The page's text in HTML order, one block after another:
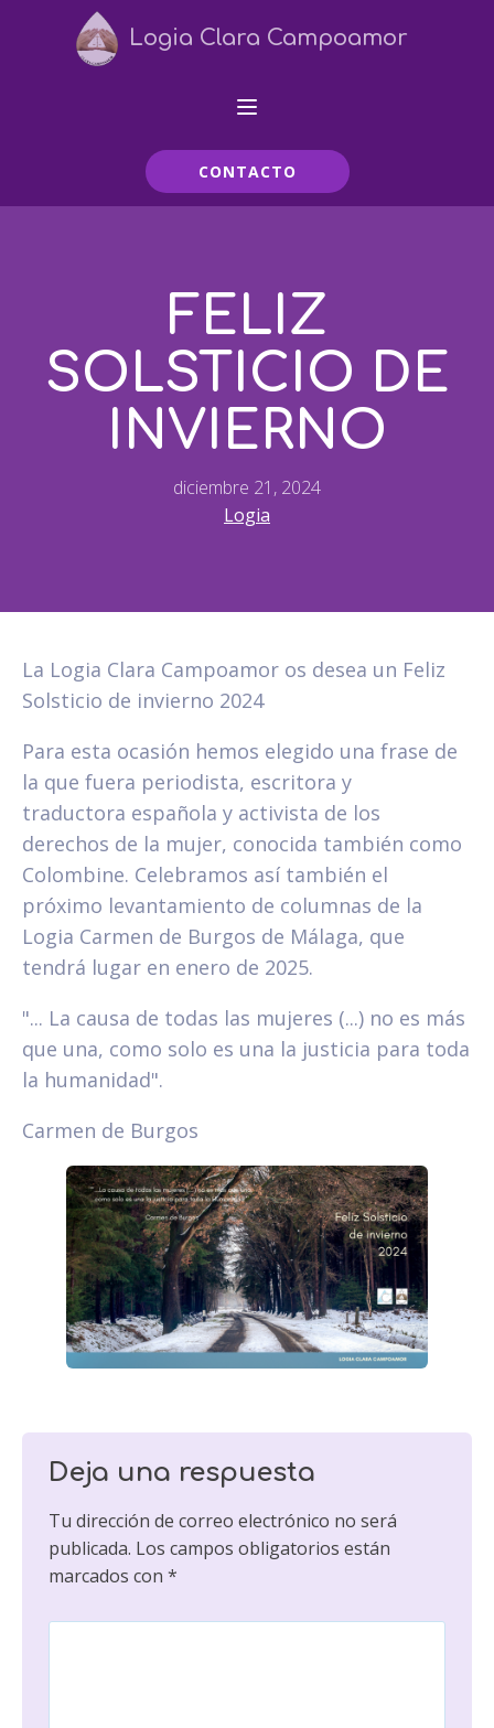
Logia Clara Campoamor
CONTACTO
FELIZ
SOLSTICIO DE
INVIERNO
diciembre 21, 2024
Logia
La Logia Clara Campoamor os desea un Feliz
Solsticio de invierno 2024
Para esta ocasión hemos elegido una frase de
la que fuera periodista, escritora y
traductora española y activista de los
derechos de la mujer, conocida también como
Colombine. Celebramos así también el
próximo levantamiento de columnas de la
Logia Carmen de Burgos de Málaga, que
tendrá lugar en enero de 2025.
"... La causa de todas las mujeres (...) no es más
que una, como solo es una la justicia para toda
la humanidad".
Carmen de Burgos
Deja una respuesta
Tu dirección de correo electrónico no será
publicada. Los campos obligatorios están
marcados con *